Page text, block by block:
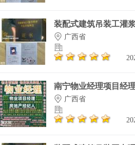
装配式建筑吊装工灌
广西省
南宁物业经理项目经
广西省